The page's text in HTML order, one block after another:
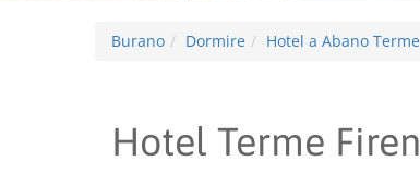
Burano Dormire Hotel a Abano Terme
Hotel Terme